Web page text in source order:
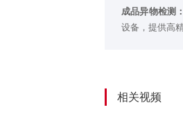
成品异物检测：
设备，提供高
太易漏油夹料
相关视频